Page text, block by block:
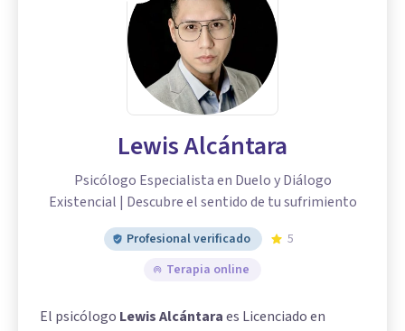
Lewis Alcántara
Psicólogo Especialista en Duelo y Diálogo
Existencial | Descubre el sentido de tu sufrimiento
Profesional verificado
5
Terapia online
El psicólogo Lewis Alcántaraes Licenciado en